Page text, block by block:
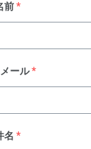
前 *
ール *
名 *